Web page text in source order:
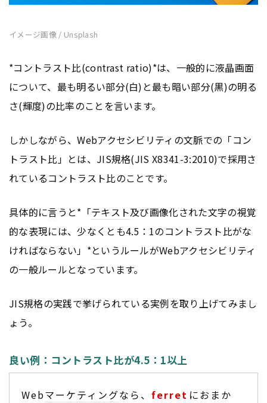
イメージ画像 / Unsplash
*コントラスト比(contrast ratio)*は、一般的に液晶画面
について、最も明るい部分(白)と最も暗い部分(黒)の明る
さ(輝度)の比率のことを言います。
しかしながら、Webアクセシビリティの文脈での「コン
トラスト比」とは、JIS規格(JIS X8341-3:2010)で採用さ
れているコントラスト比のことです。
具体的に言うと*「テキスト及び画像化された文字の視覚
的な表現には、少なくとも4.5：1のコントラスト比がな
ければならない」*というルールがWebアクセシビリティ
の一般ルールとなっています。
JIS規格の実践で挙げられている実例を取り上げてみまし
ょう。
良い例：コントラスト比が4.5：1以上
Webマーケティングなら、 ferret におまか